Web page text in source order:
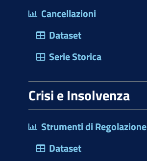
Cancellazioni
Dataset
Serie Storica
Crisi e Insolvenza
Strumenti di Regolazione
Dataset